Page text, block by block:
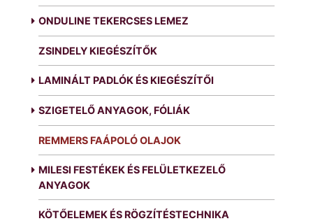
ONDULINE TEKERCSES LEMEZ
ZSINDELY KIEGÉSZÍTŐK
LAMINÁLT PADLÓK ÉS KIEGÉSZÍTŐI
SZIGETELŐ ANYAGOK, FÓLIÁK
REMMERS FAÁPOLÓ OLAJOK
MILESI FESTÉKEK ÉS FELÜLETKEZELŐ
ANYAGOK
KÖTŐELEMEK ÉS RÖGZÍTÉSTECHNIKA